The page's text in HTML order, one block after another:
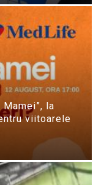
la
viitoarele